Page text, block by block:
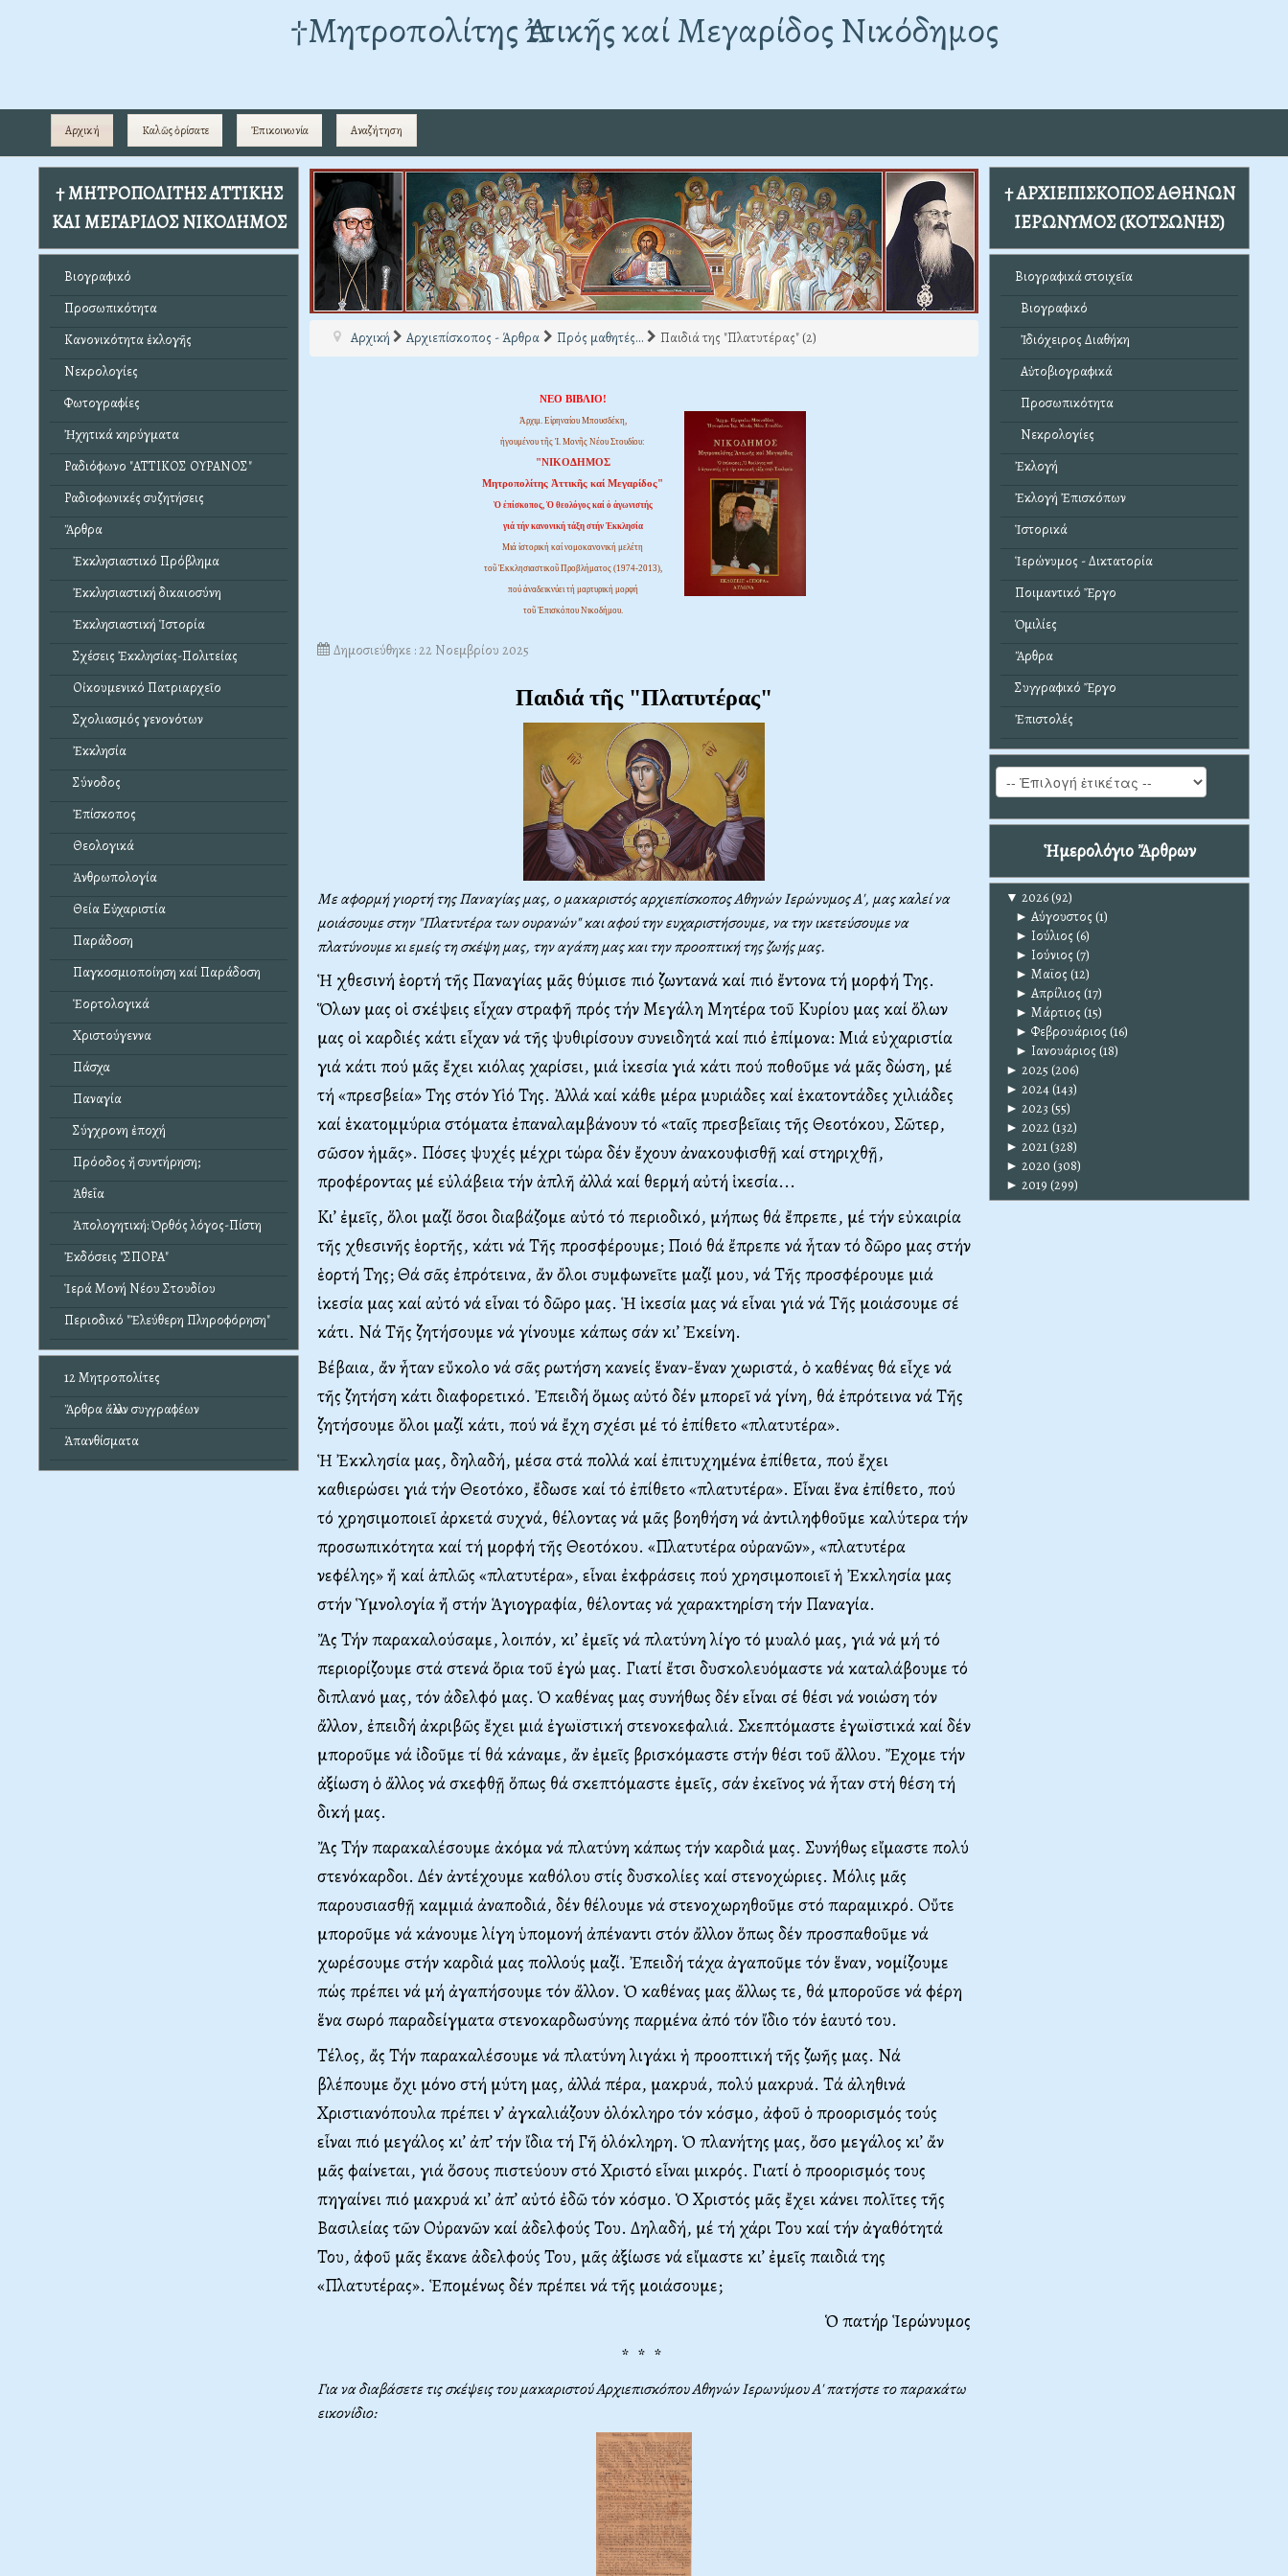
†Mητροπολίτης Ἀττικῆς καί Μεγαρίδος Νικόδημος
Αρχική Καλῶς ὁρίσατε Ἐπικοινωνία Αναζήτηση
† ΜΗΤΡΟΠΟΛΙΤΗΣ ΑΤΤΙΚΗΣ
ΚΑΙ ΜΕΓΑΡΙΔΟΣ ΝΙΚΟΔΗΜΟΣ
Βιογραφικό
Προσωπικότητα
Κανονικότητα ἐκλογῆς
Νεκρολογίες
Φωτογραφίες
Ἠχητικά κηρύγματα
Ραδιόφωνο "ΑΤΤΙΚΟΣ ΟΥΡΑΝΟΣ"
Ραδιοφωνικές συζητήσεις
Ἄρθρα
Ἐκκλησιαστικό Πρόβλημα
Ἐκκλησιαστική δικαιοσύνη
Ἐκκλησιαστική Ἱστορία
Σχέσεις Ἐκκλησίας-Πολιτείας
Οἰκουμενικό Πατριαρχεῖο
Σχολιασμός γενονότων
Ἐκκλησία
Σύνοδος
Ἐπίσκοπος
Θεολογικά
Ἀνθρωπολογία
Θεία Εὐχαριστία
Παράδοση
Παγκοσμιοποίηση καί Παράδοση
Ἑορτολογικά
Χριστούγεννα
Πάσχα
Παναγία
Σύγχρονη ἐποχή
Πρόοδος ἤ συντήρηση;
Ἀθεΐα
Ἀπολογητική: Ὀρθός λόγος-Πίστη
Ἐκδόσεις "ΣΠΟΡΑ"
Ἱερά Μονή Νέου Στουδίου
Περιοδικό "Ἐλεύθερη Πληροφόρηση"
12 Μητροπολίτες
Ἄρθρα ἄλλων συγγραφέων
Ἀπανθίσματα
Αρχική Αρχιεπίσκοπος - Άρθρα Πρός μαθητές... Παιδιά της "Πλατυτέρας" (2)
ΝΕΟ ΒΙΒΛΙΟ!
Ἀρχιμ. Εἰρηναίου Μπουσδέκη,
ἡγουμένου τῆς Ἱ. Μονῆς Νέου Στουδίου:
"ΝΙΚΟΔΗΜΟΣ
Μητροπολίτης Ἀττικῆς καί Μεγαρίδος"
Ὁ ἐπίσκοπος, Ὁ θεολόγος καί ὁ ἀγωνιστής
γιά τήν κανονική τάξη στήν Ἐκκλησία
Μιά ἱστορική καί νομοκανονική μελέτη
τοῦ Ἐκκλησιαστικοῦ Προβλήματος (1974-2013),
πού ἀναδεικνύει τή μαρτυρική μορφή
τοῦ Ἐπισκόπου Νικοδήμου.
Δημοσιεύθηκε : 22 Νοεμβρίου 2025
Παιδιά τῆς "Πλατυτέρας"
Με αφορμή γιορτή της Παναγίας μας, ο μακαριστός αρχιεπίσκοπος Αθηνών Ιερώνυμος Α', μας καλεί να
μοιάσουμε στην "Πλατυτέρα των ουρανών" και αφού την ευχαριστήσουμε, να την ικετεύσουμε να
πλατύνουμε κι εμείς τη σκέψη μας, την αγάπη μας και την προοπτική της ζωής μας.
Ἡ χθεσινή ἑορτή τῆς Παναγίας μᾶς θύμισε πιό ζωντανά καί πιό ἔντονα τή μορφή Της.
Ὅλων μας οἱ σκέψεις εἶχαν στραφῆ πρός τήν Μεγάλη Μητέρα τοῦ Κυρίου μας καί ὅλων
μας οἱ καρδιές κάτι εἶχαν νά τῆς ψυθιρίσουν συνειδητά καί πιό ἐπίμονα: Μιά εὐχαριστία
γιά κάτι πού μᾶς ἔχει κιόλας χαρίσει, μιά ἱκεσία γιά κάτι πού ποθοῦμε νά μᾶς δώση, μέ
τή «πρεσβεία» Της στόν Υἱό Της. Ἀλλά καί κάθε μέρα μυριάδες καί ἑκατοντάδες χιλιάδες
καί ἑκατομμύρια στόματα ἐπαναλαμβάνουν τό «ταῖς πρεσβεῖαις τῆς Θεοτόκου, Σῶτερ,
σῶσον ἡμᾶς». Πόσες ψυχές μέχρι τώρα δέν ἔχουν ἀνακουφισθῇ καί στηριχθῇ,
προφέροντας μέ εὐλάβεια τήν ἁπλῆ ἀλλά καί θερμή αὐτή ἱκεσία...
Κι’ ἐμεῖς, ὅλοι μαζί ὅσοι διαβάζομε αὐτό τό περιοδικό, μήπως θά ἔπρεπε, μέ τήν εὐκαιρία
τῆς χθεσινῆς ἑορτῆς, κάτι νά Τῆς προσφέρουμε; Ποιό θά ἔπρεπε νά ἦταν τό δῶρο μας στήν
ἑορτή Της; Θά σᾶς ἐπρότεινα, ἄν ὄλοι συμφωνεῖτε μαζί μου, νά Τῆς προσφέρουμε μιά
ἱκεσία μας καί αὐτό νά εἶναι τό δῶρο μας. Ἡ ἱκεσία μας νά εἶναι γιά νά Τῆς μοιάσουμε σέ
κάτι. Νά Τῆς ζητήσουμε νά γίνουμε κάπως σάν κι’ Ἐκείνη.
Βέβαια, ἄν ἦταν εὔκολο νά σᾶς ρωτήση κανείς ἕναν-ἕναν χωριστά, ὁ καθένας θά εἶχε νά
τῆς ζητήση κάτι διαφορετικό. Ἐπειδή ὅμως αὐτό δέν μπορεῖ νά γίνη, θά ἐπρότεινα νά Τῆς
ζητήσουμε ὅλοι μαζί κάτι, πού νά ἔχη σχέσι μέ τό ἐπίθετο «πλατυτέρα».
Ἡ Ἐκκλησία μας, δηλαδή, μέσα στά πολλά καί ἐπιτυχημένα ἐπίθετα, πού ἔχει
καθιερώσει γιά τήν Θεοτόκο, ἔδωσε καί τό ἐπίθετο «πλατυτέρα». Εἶναι ἕνα ἐπίθετο, πού
τό χρησιμοποιεῖ ἀρκετά συχνά, θέλοντας νά μᾶς βοηθήση νά ἀντιληφθοῦμε καλύτερα τήν
προσωπικότητα καί τή μορφή τῆς Θεοτόκου. «Πλατυτέρα οὐρανῶν», «πλατυτέρα
νεφέλης» ἤ καί ἁπλῶς «πλατυτέρα», εἶναι ἐκφράσεις πού χρησιμοποιεῖ ἡ Ἐκκλησία μας
στήν Ὑμνολογία ἤ στήν Ἁγιογραφία, θέλοντας νά χαρακτηρίση τήν Παναγία.
Ἄς Τήν παρακαλούσαμε, λοιπόν, κι’ ἐμεῖς νά πλατύνη λίγο τό μυαλό μας, γιά νά μή τό
περιορίζουμε στά στενά ὅρια τοῦ ἐγώ μας. Γιατί ἔτσι δυσκολευόμαστε νά καταλάβουμε τό
διπλανό μας, τόν ἀδελφό μας. Ὁ καθένας μας συνήθως δέν εἶναι σέ θέσι νά νοιώση τόν
ἄλλον, ἐπειδή ἀκριβῶς ἔχει μιά ἐγωϊστική στενοκεφαλιά. Σκεπτόμαστε ἐγωϊστικά καί δέν
μποροῦμε νά ἰδοῦμε τί θά κάναμε, ἄν ἐμεῖς βρισκόμαστε στήν θέσι τοῦ ἄλλου. Ἔχομε τήν
ἀξίωση ὁ ἄλλος νά σκεφθῇ ὅπως θά σκεπτόμαστε ἐμεῖς, σάν ἐκεῖνος νά ἦταν στή θέση τή
δική μας.
Ἄς Τήν παρακαλέσουμε ἀκόμα νά πλατύνη κάπως τήν καρδιά μας. Συνήθως εἴμαστε πολύ
στενόκαρδοι. Δέν ἀντέχουμε καθόλου στίς δυσκολίες καί στενοχώριες. Μόλις μᾶς
παρουσιασθῇ καμμιά ἀναποδιά, δέν θέλουμε νά στενοχωρηθοῦμε στό παραμικρό. Οὔτε
μποροῦμε νά κάνουμε λίγη ὑπομονή ἀπέναντι στόν ἄλλον ὅπως δέν προσπαθοῦμε νά
χωρέσουμε στήν καρδιά μας πολλούς μαζί. Ἐπειδή τάχα ἀγαποῦμε τόν ἕναν, νομίζουμε
πώς πρέπει νά μή ἀγαπήσουμε τόν ἄλλον. Ὁ καθένας μας ἄλλως τε, θά μποροῦσε νά φέρη
ἕνα σωρό παραδείγματα στενοκαρδωσύνης παρμένα ἀπό τόν ἴδιο τόν ἑαυτό του.
Τέλος, ἄς Τήν παρακαλέσουμε νά πλατύνη λιγάκι ἡ προοπτική τῆς ζωῆς μας. Νά
βλέπουμε ὄχι μόνο στή μύτη μας, ἀλλά πέρα, μακρυά, πολύ μακρυά. Τά ἀληθινά
Χριστιανόπουλα πρέπει ν’ ἀγκαλιάζουν ὁλόκληρο τόν κόσμο, ἀφοῦ ὁ προορισμός τούς
εἶναι πιό μεγάλος κι’ ἀπ’ τήν ἴδια τή Γῆ ὁλόκληρη. Ὁ πλανήτης μας, ὅσο μεγάλος κι’ ἄν
μᾶς φαίνεται, γιά ὅσους πιστεύουν στό Χριστό εἶναι μικρός. Γιατί ὁ προορισμός τους
πηγαίνει πιό μακρυά κι’ ἀπ’ αὐτό ἐδῶ τόν κόσμο. Ὁ Χριστός μᾶς ἔχει κάνει πολῖτες τῆς
Βασιλείας τῶν Οὐρανῶν καί ἀδελφούς Του. Δηλαδή, μέ τή χάρι Του καί τήν ἀγαθότητά
Του, ἀφοῦ μᾶς ἔκανε ἀδελφούς Του, μᾶς ἀξίωσε νά εἴμαστε κι’ ἐμεῖς παιδιά της
«Πλατυτέρας». Ἑπομένως δέν πρέπει νά τῆς μοιάσουμε;
Ὁ πατήρ Ἱερώνυμος
* * *
Για να διαβάσετε τις σκέψεις του μακαριστού Αρχιεπισκόπου Αθηνών Ιερωνύμου Α' πατήστε το παρακάτω
εικονίδιο:
† ΑΡΧΙΕΠΙΣΚΟΠΟΣ ΑΘΗΝΩΝ
ΙΕΡΩΝΥΜΟΣ (ΚΟΤΣΩΝΗΣ)
Βιογραφικά στοιχεῖα
Βιογραφικό
Ἰδιόχειρος Διαθήκη
Αὐτοβιογραφικά
Προσωπικότητα
Νεκρολογίες
Ἐκλογή
Ἐκλογή Ἐπισκόπων
Ἱστορικά
Ἱερώνυμος - Δικτατορία
Ποιμαντικό Ἔργο
Ὁμιλίες
Ἄρθρα
Συγγραφικό Ἔργο
Ἐπιστολές
Ἡμερολόγιο Ἄρθρων
▼ 2026(92)
► Αύγουστος (1)
► Ιούλιος (6)
► Ιούνιος (7)
► Μαϊος (12)
► Απρίλιος (17)
► Μάρτιος (15)
► Φεβρουάριος (16)
► Ιανουάριος (18)
► 2025 (206)
► 2024(143)
► 2023 (55)
► 2022(132)
► 2021(328)
► 2020 (308)
► 2019 (299)